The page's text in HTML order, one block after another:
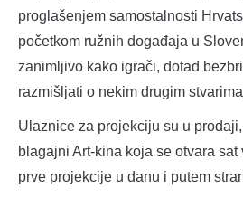
proglašenjem samostalnosti
početkom ružnih događaja u
zanimljivo kako igrači, dotad
razmišljati o nekim drugim
Ulaznice za projekciju su u
blagajni Art-kina koja se otvara
prve projekcije u danu i putem